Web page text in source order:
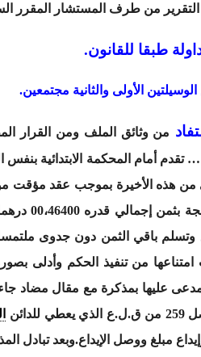
التقرير من طرف المستشار المقرر
طبقا للقانون.
الأولى والثانية مجتمعين.
تقدم أمام المحكمة الابتدائية بنفس
00،46400 درهما دفع منه مبلغ 00،20000 درهم والباقي يوم كتابة
وتسلم باقي الثمن دون جدوى
امتناعها من تنفيذ الحكم
للدائن
مبلغ ووصل الإيداع.وبعد